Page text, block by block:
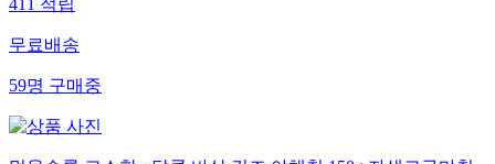
411적립
무료배송
59명구매중